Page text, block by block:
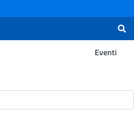
Eventi
Ricerca -